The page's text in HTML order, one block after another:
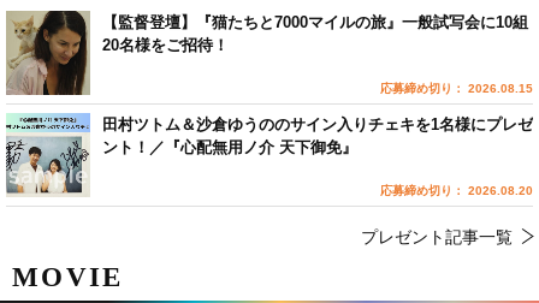
MOVIE
【監督登壇】『猫たちと7000マイルの旅』一般試写会に10組
20名様をご招待！
応募締め切り： 2026.08.15
田村ツトム＆沙倉ゆうののサイン入りチェキを1名様にプレゼ
ント！／『心配無用ノ介 天下御免』
応募締め切り： 2026.08.20
プレゼント記事一覧